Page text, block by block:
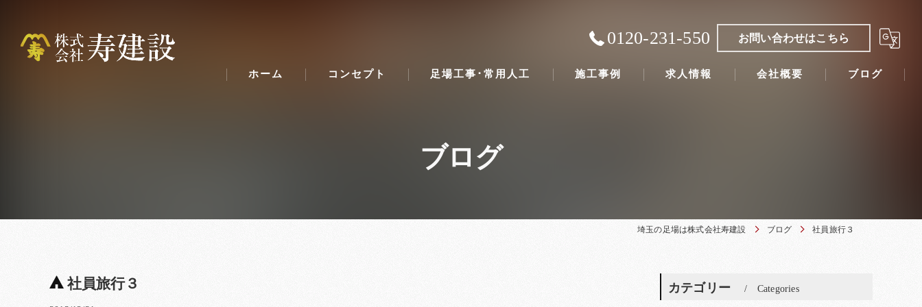
0120-231-550 お問い合わせはこちら
ホーム コンセプト 足場工事･常用人工 施工事例 求人情報 会社概要 ブログ
ブログ
埼玉の足場は株式会社寿建設 ブログ 社員旅行３
社員旅行３ カテゴリー Categories